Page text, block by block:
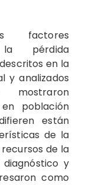
pérdida
en la
y analizados
población
están
de la
de la
y
como